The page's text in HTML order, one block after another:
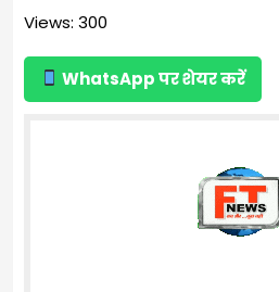
Views: 300
WhatsApp पर शेयर करें